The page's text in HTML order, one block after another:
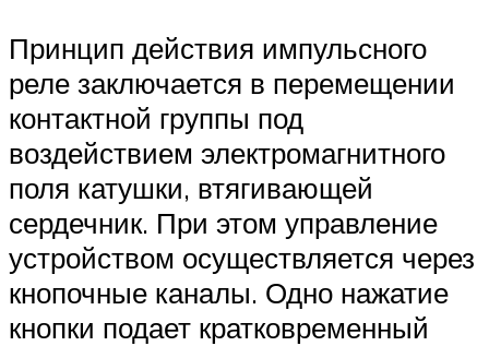
Принцип действия импульсного
реле заключается в перемещении
контактной группы под
воздействием электромагнитного
поля катушки, втягивающей
сердечник. При этом управление
устройством осуществляется через
кнопочные каналы. Одно нажатие
кнопки подает кратковременный